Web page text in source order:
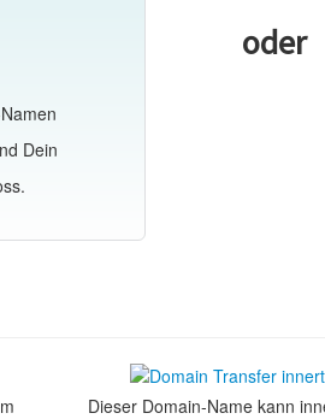
Dein
oder
Dieser Domain-Name kann